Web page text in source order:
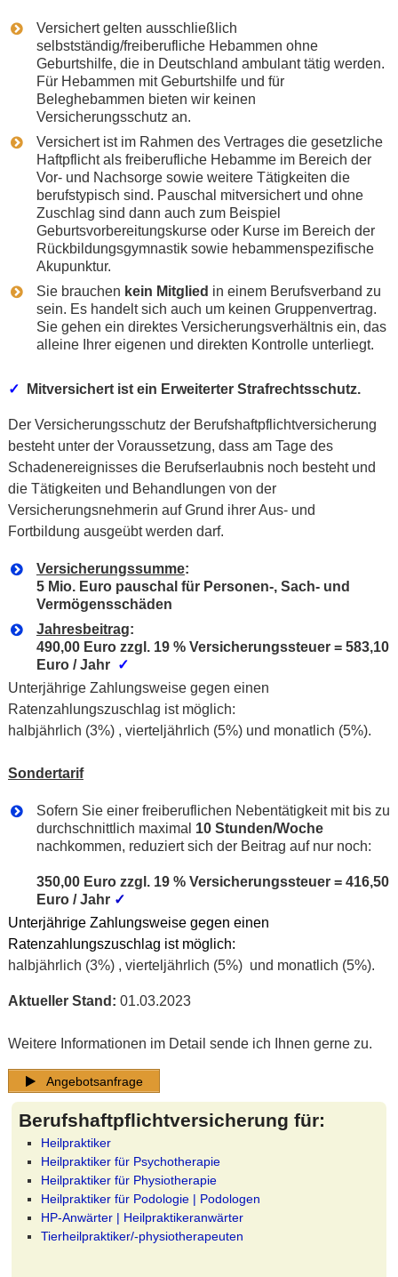
Versichert gelten ausschließlich
selbstständig/freiberufliche Hebammen ohne
Geburtshilfe, die in Deutschland ambulant tätig werden.
Für Hebammen mit Geburtshilfe und für
Beleghebammen bieten wir keinen
Versicherungsschutz an.
Versichert ist im Rahmen des Vertrages die gesetzliche
Haftpflicht als freiberufliche Hebamme im Bereich der
Vor- und Nachsorge sowie weitere Tätigkeiten die
berufstypisch sind. Pauschal mitversichert und ohne
Zuschlag sind dann auch zum Beispiel
Geburtsvorbereitungskurse oder Kurse im Bereich der
Rückbildungsgymnastik sowie hebammenspezifische
Akupunktur.
Sie brauchen kein Mitglied in einem Berufsverband zu
sein. Es handelt sich auch um keinen Gruppenvertrag.
Sie gehen ein direktes Versicherungsverhältnis ein, das
alleine Ihrer eigenen und direkten Kontrolle unterliegt.
✓ Mitversichert ist ein Erweiterter Strafrechtsschutz.
Der Versicherungsschutz der Berufshaftpflichtversicherung
besteht unter der Voraussetzung, dass am Tage des
Schadenereignisses die Berufserlaubnis noch besteht und
die Tätigkeiten und Behandlungen von der
Versicherungsnehmerin auf Grund ihrer Aus- und
Fortbildung ausgeübt werden darf.
Versicherungssumme:
5 Mio. Euro pauschal für Personen-, Sach- und
Vermögensschäden
Jahresbeitrag:
490,00 Euro zzgl. 19 % Versicherungssteuer = 583,10
Euro / Jahr ✓
Unterjährige Zahlungsweise gegen einen
Ratenzahlungszuschlag ist möglich:
halbjährlich (3%) , vierteljährlich (5%) und monatlich (5%).
Sondertarif
Sofern Sie einer freiberuflichen Nebentätigkeit mit bis zu
durchschnittlich maximal 10 Stunden/Woche
nachkommen, reduziert sich der Beitrag auf nur noch:
350,00 Euro zzgl. 19 % Versicherungssteuer = 416,50
Euro / Jahr ✓
Unterjährige Zahlungsweise gegen einen
Ratenzahlungszuschlag ist möglich:
halbjährlich (3%) , vierteljährlich (5%) und monatlich (5%).
Aktueller Stand: 01.03.2023
Weitere Informationen im Detail sende ich Ihnen gerne zu.
Angebotsanfrage
Berufshaftpflichtversicherung für:
Heilpraktiker
Heilpraktiker für Psychotherapie
Heilpraktiker für Physiotherapie
Heilpraktiker für Podologie | Podologen
HP-Anwärter | Heilpraktikeranwärter
Tierheilpraktiker/-physiotherapeuten